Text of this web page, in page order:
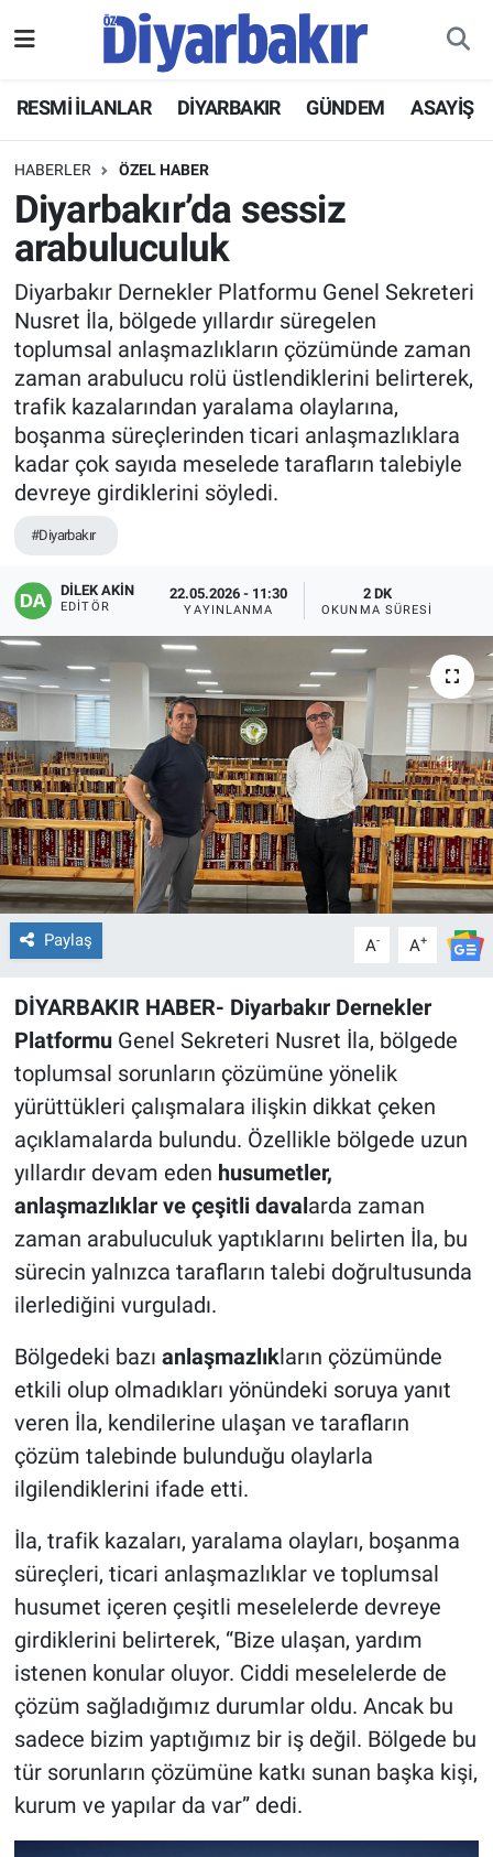
RESMİ İLANLAR DİYARBAKIR GÜNDEM ASAYİŞ
HABERLER ÖZEL HABER
Diyarbakır’da sessiz
arabuluculuk
Diyarbakır Dernekler Platformu Genel Sekreteri
Nusret İla, bölgede yıllardır süregelen
toplumsal anlaşmazlıkların çözümünde zaman
zaman arabulucu rolü üstlendiklerini belirterek,
trafik kazalarından yaralama olaylarına,
boşanma süreçlerinden ticari anlaşmazlıklara
kadar çok sayıda meselede tarafların talebiyle
devreye girdiklerini söyledi.
#Diyarbakır
DİLEK AKİN
EDITÖR
22.05.2026 - 11:30
YAYINLANMA
2 DK
OKUNMA SÜRESI
Paylaş A- A+
DİYARBAKIR HABER- Diyarbakır Dernekler
Platformu Genel Sekreteri Nusret İla, bölgede
toplumsal sorunların çözümüne yönelik
yürüttükleri çalışmalara ilişkin dikkat çeken
açıklamalarda bulundu. Özellikle bölgede uzun
yıllardır devam eden husumetler,
anlaşmazlıklar ve çeşitli daval arda zaman
zaman arabuluculuk yaptıklarını belirten İla, bu
sürecin yalnızca tarafların talebi doğrultusunda
ilerlediğini vurguladı.
Bölgedeki bazı anlaşmazlıkların çözümünde
etkili olup olmadıkları yönündeki soruya yanıt
veren İla, kendilerine ulaşan ve tarafların
çözüm talebinde bulunduğu olaylarla
ilgilendiklerini ifade etti.
İla, trafik kazaları, yaralama olayları, boşanma
süreçleri, ticari anlaşmazlıklar ve toplumsal
husumet içeren çeşitli meselelerde devreye
girdiklerini belirterek, “Bize ulaşan, yardım
istenen konular oluyor. Ciddi meselelerde de
çözüm sağladığımız durumlar oldu. Ancak bu
sadece bizim yaptığımız bir iş değil. Bölgede bu
tür sorunların çözümüne katkı sunan başka kişi,
kurum ve yapılar da var” dedi.
ASAYİŞ
DİYARBAKIR
EKONOMİ
GÜNDEM
BÖLGE
DÜNYA
KÜLTÜR SANAT
EĞİTİM
ÖZEL HABER
SAĞLIK
SPOR
TEKNOLOJİ
Hava Durumu
Namaz Vakitleri
Trafik Durumu
Süper Lig Puan Durumu ve Fikstür
Tüm Manşetler
Son Dakika Haberleri
Haber Arşivi